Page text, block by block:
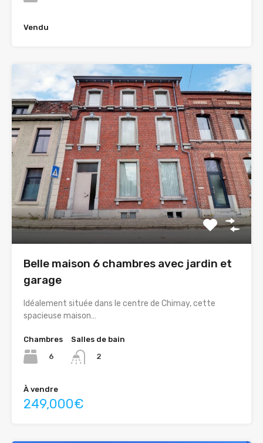
Vendu
Belle maison 6 chambres avec jardin et
garage
Idéalement située dans le centre de Chimay, cette
spacieuse maison…
Chambres
6
Salles de bain
2
À vendre
249,000€